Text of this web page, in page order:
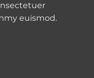
euismod.